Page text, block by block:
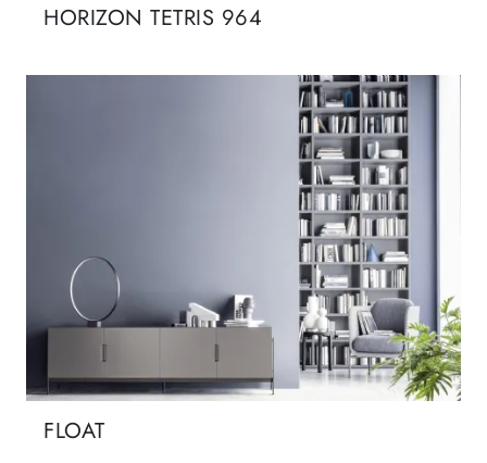
HORIZON TETRIS 964
FLOAT